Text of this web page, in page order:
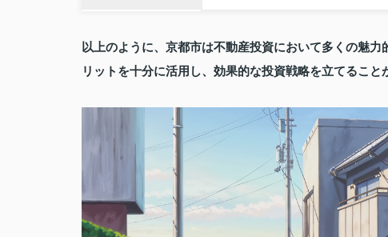
以上のように、京都市は不動産投資において多くの魅
リットを十分に活用し、効果的な投資戦略を立てること